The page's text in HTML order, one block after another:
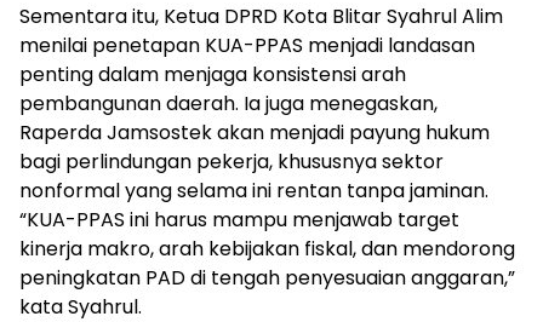
Sementara itu, Ketua DPRD Kota Blitar Syahrul Alim
menilai penetapan KUA-PPAS menjadi landasan
penting dalam menjaga konsistensi arah
pembangunan daerah. Ia juga menegaskan,
Raperda Jamsostek akan menjadi payung hukum
bagi perlindungan pekerja, khususnya sektor
nonformal yang selama ini rentan tanpa jaminan.
“KUA-PPAS ini harus mampu menjawab target
kinerja makro, arah kebijakan fiskal, dan mendorong
peningkatan PAD di tengah penyesuaian anggaran,”
kata Syahrul.